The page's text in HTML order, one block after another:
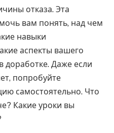
отказа. Эта
вам понять, над чем
навыки
аспекты вашего
доработке. Даже если
попробуйте
самостоятельно. Что
Какие уроки вы